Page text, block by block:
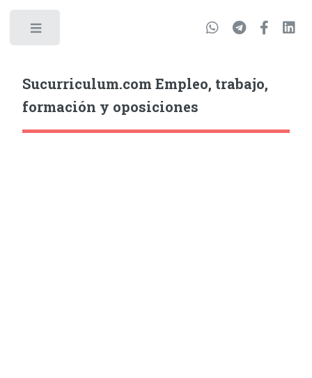
Sucurriculum.com Empleo, trabajo,
formación y oposiciones